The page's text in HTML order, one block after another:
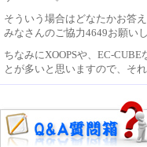
そういう場合はどなたかお答
みなさんのご協力4649お願い
ちなみにXOOPSや、EC-
とが多いと思いますので、そ